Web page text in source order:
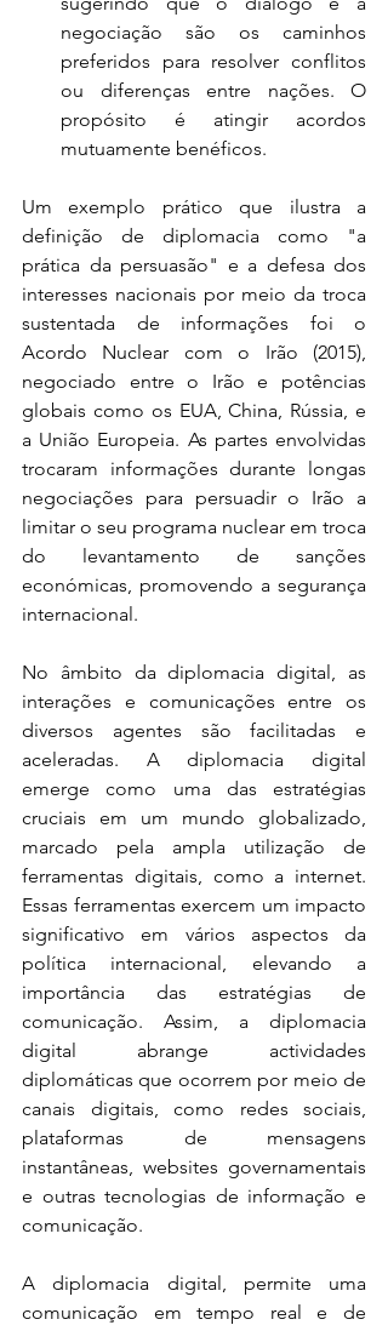
negociação são os caminhos
preferidos para resolver conflitos
ou diferenças entre nações. O
propósito é atingir acordos
mutuamente benéficos.
Um exemplo prático que ilustra a
definição de diplomacia como "a
prática da persuasão" e a defesa dos
interesses nacionais por meio da troca
sustentada de informações foi o
Acordo Nuclear com o Irão (2015),
negociado entre o Irão e potências
globais como os EUA, China, Rússia, e
a União Europeia. As partes envolvidas
trocaram informações durante longas
negociações para persuadir o Irão a
limitar o seu programa nuclear em troca
do levantamento de sanções
económicas, promovendo a segurança
internacional.
No âmbito da diplomacia digital, as
interações e comunicações entre os
diversos agentes são facilitadas e
aceleradas. A diplomacia digital
emerge como uma das estratégias
cruciais em um mundo globalizado,
marcado pela ampla utilização de
ferramentas digitais, como a internet.
Essas ferramentas exercem um impacto
significativo em vários aspectos da
política internacional, elevando a
importância das estratégias de
comunicação. Assim, a diplomacia
digital abrange actividades
diplomáticas que ocorrem por meio de
canais digitais, como redes sociais,
plataformas de mensagens
instantâneas, websites governamentais
e outras tecnologias de informação e
comunicação.
A diplomacia digital, permite uma
comunicação em tempo real e de